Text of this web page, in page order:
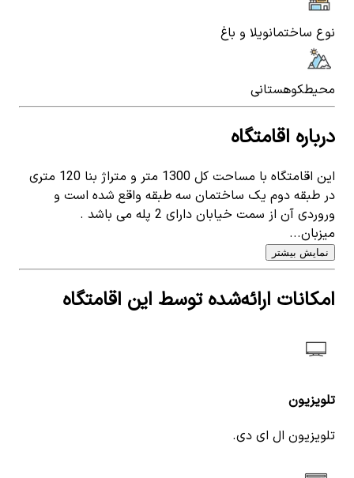
نوع ساختمانویلا و باغ
محیطکوهستانی
درباره اقامتگاه
این اقامتگاه با مساحت کل 1300 متر و متراژ بنا 120 متری
در طبقه دوم یک ساختمان سه طبقه واقع شده است و
وروردی آن از سمت خیابان دارای 2 پله می باشد .
میزبان...
نمایش بیشتر
امکانات ارائه‌شده توسط این اقامتگاه
تلویزیون
تلویزیون ال ای دی.